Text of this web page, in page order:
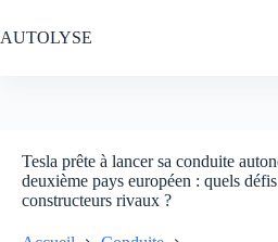
au
contenu
AUTOLYSE
Tesla prête à lancer sa conduite
deuxième pays européen : quels
constructeurs rivaux ?